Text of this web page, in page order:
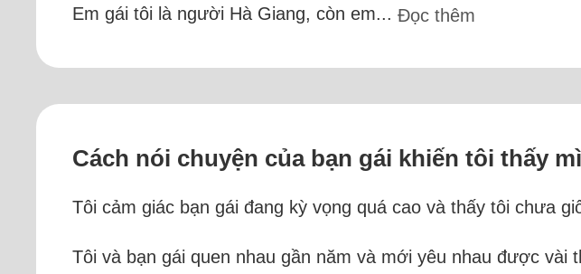
Em gái tôi là người Hà Giang, còn em...Đọc thêm
Cách nói chuyện của bạn gái khiến tôi thấy
Tôi cảm giác bạn gái đang kỳ vọng quá cao và thấy tôi chưa
Tôi và bạn gái quen nhau gần năm và mới yêu nhau được